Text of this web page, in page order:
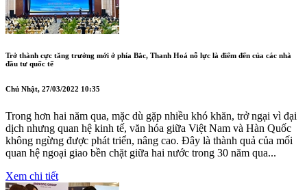
Trở thành cực tăng trưởng mới ở phía Bắc, Thanh Hoá nỗ lực là điểm đến của các nhà
đầu tư quốc tế
Chủ Nhật, 27/03/2022 10:35
Trong hơn hai năm qua, mặc dù gặp nhiều khó khăn, trở ngại vì đại
dịch nhưng quan hệ kinh tế, văn hóa giữa Việt Nam và Hàn Quốc
không ngừng được phát triển, nâng cao. Đây là thành quả của mối
quan hệ ngoại giao bền chặt giữa hai nước trong 30 năm qua...
Xem chi tiết